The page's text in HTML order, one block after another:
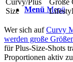
Menü Menü
Size
Wer sich aufCurvy
werden große
für Plus-Size-Shots
Proportionen aktiv